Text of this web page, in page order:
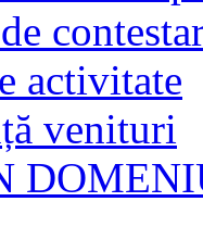
activitate
venituri